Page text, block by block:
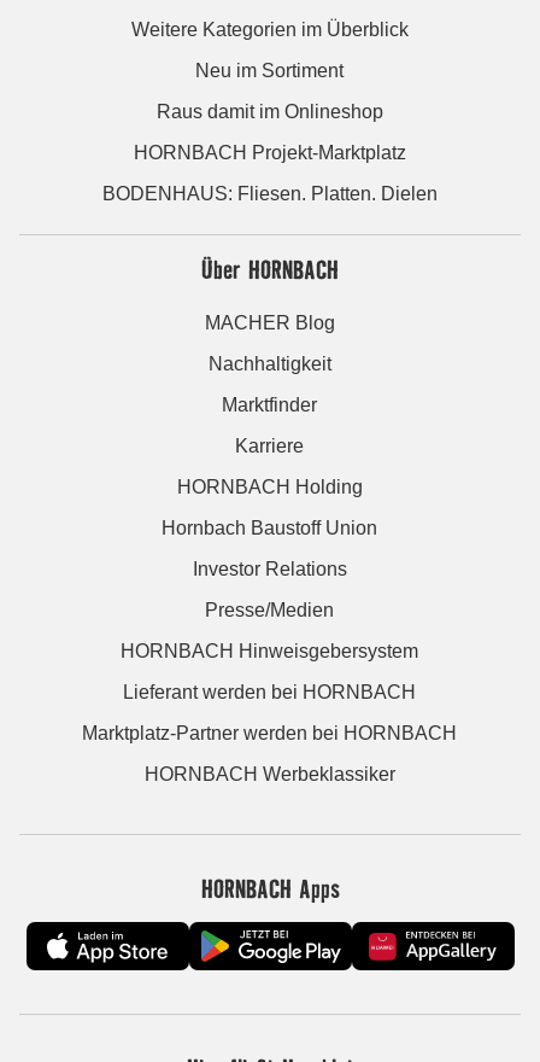
Weitere Kategorien im Überblick
Neu im Sortiment
Raus damit im Onlineshop
HORNBACH Projekt-Marktplatz
BODENHAUS: Fliesen. Platten. Dielen
Über HORNBACH
MACHER Blog
Nachhaltigkeit
Marktfinder
Karriere
HORNBACH Holding
Hornbach Baustoff Union
Investor Relations
Presse/Medien
HORNBACH Hinweisgebersystem
Lieferant werden bei HORNBACH
Marktplatz-Partner werden bei HORNBACH
HORNBACH Werbeklassiker
HORNBACH Apps